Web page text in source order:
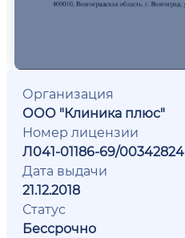
Организация
ООО "Клиника плюс"
Номер лицензии
Л041-01186-69/00342824
Дата выдачи
21.12.2018
Статус
Бессрочно